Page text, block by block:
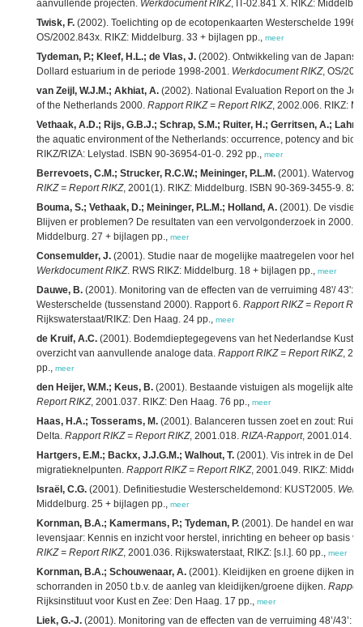
aanvullende projecten. Werkdocument RIKZ, IT-02.841 X. RIKZ:
Twisk, F. (2002). Toelichting op de ecotopenkaarten Westerschelde 1996
OS/2002.843x. RIKZ: Middelburg. 33 + bijlagen pp., meer
Tydeman, P.; Kleef, H.L.; de Vlas, J. (2002). Ontwikkeling van de
Dollard estuarium in de periode 1998-2001. Werkdocument RIKZ, OS/
van Zeijl, W.J.M.; Akhiat, A. (2002). National Evaluation Report on the
of the Netherlands 2000. Rapport RIKZ = Report RIKZ, 2002.006. RIKZ:
Vethaak, A.D.; Rijs, G.B.J.; Schrap, S.M.; Ruiter, H.; Gerritsen, A.; Lahr,
the aquatic environment of the Netherlands: occurrence, potency and
RIKZ/RIZA: Lelystad. ISBN 90-36954-01-0. 292 pp., meer
Berrevoets, C.M.; Strucker, R.C.W.; Meininger, P.L.M. (2001).
RIKZ = Report RIKZ, 2001(1). RIKZ: Middelburg. ISBN 90-369-3455-9. 82
Bouma, S.; Vethaak, D.; Meininger, P.L.M.; Holland, A. (2001). De
Blijven er problemen? De resultaten van een vervolgonderzoek in 2000.
Middelburg. 27 + bijlagen pp., meer
Consemulder, J. (2001). Studie naar de mogelijke maatregelen voor het
Werkdocument RIKZ. RWS RIKZ: Middelburg. 18 + bijlagen pp., meer
Dauwe, B. (2001). Monitoring van de effecten van de verruiming 48'/ 43':
Westerschelde (tussenstand 2000). Rapport 6. Rapport RIKZ = Report
Rijkswaterstaat/RIKZ: Den Haag. 24 pp., meer
de Kruif, A.C. (2001). Bodemdieptegegevens van het Nederlandse
overzicht van aanvullende analoge data. Rapport RIKZ = Report RIKZ,
pp., meer
den Heijer, W.M.; Keus, B. (2001). Bestaande vistuigen als mogelijk
Report RIKZ, 2001.037. RIKZ: Den Haag. 76 pp., meer
Haas, H.A.; Tosserams, M. (2001). Balanceren tussen zoet en zout:
Delta. Rapport RIKZ = Report RIKZ, 2001.018. RIZA-Rapport, 2001.014.
Hartgers, E.M.; Backx, J.J.G.M.; Walhout, T. (2001). Vis intrek in de
migratieknelpunten. Rapport RIKZ = Report RIKZ, 2001.049. RIKZ:
Israël, C.G. (2001). Definitiestudie Westerscheldemond: KUST2005.
Middelburg. 25 + bijlagen pp., meer
Kornman, B.A.; Kamermans, P.; Tydeman, P. (2001). De handel en
levensjaar: Kennis en inzicht voor herstel, inrichting en beheer op basis
RIKZ = Report RIKZ, 2001.036. Rijkswaterstaat, RIKZ: [s.l.]. 60 pp., meer
Kornman, B.A.; Schouwenaar, A. (2001). Kleidijken en groene dijken in
schorranden in 2050 t.b.v. de aanleg van kleidijken/groene dijken.
Rijksinstituut voor Kust en Zee: Den Haag. 17 pp., meer
Liek, G.-J. (2001). Monitoring van de effecten van de verruiming 48’/43’: